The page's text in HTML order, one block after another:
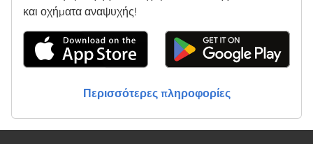
και οχήματα αναψυχής!
Περισσότερες πληροφορίες